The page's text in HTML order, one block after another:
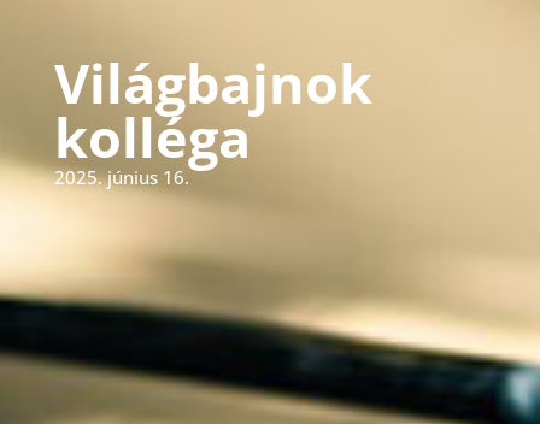
Világbajnok
kolléga
2025. június 16.